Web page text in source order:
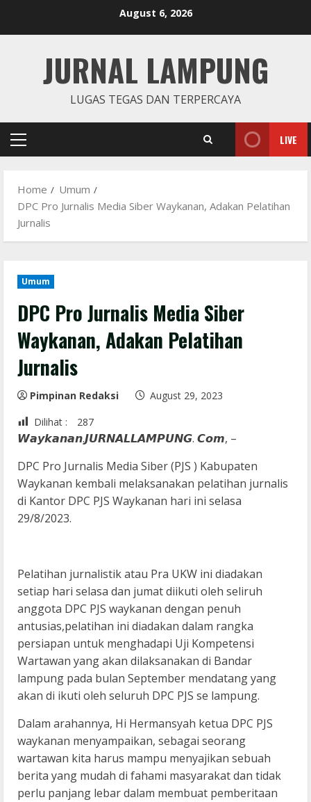
August 6, 2026
JURNAL LAMPUNG
LUGAS TEGAS DAN TERPERCAYA
Primary
LIVE
Home
Umum
DPC Pro Jurnalis Media Siber Waykanan, Adakan Pelatihan
Jurnalis
Umum
DPC Pro Jurnalis Media Siber
Waykanan, Adakan Pelatihan
Jurnalis
Pimpinan Redaksi
August 29, 2023
Dilihat :
287
𝙒𝙖𝙮𝙠𝙖𝙣𝙖𝙣.𝙅𝙐𝙍𝙉𝘼𝙇𝙇𝘼𝙈𝙋𝙐𝙉𝙂. 𝘾𝙤𝙢, –
DPC Pro Jurnalis Media Siber (PJS ) Kabupaten
Waykanan kembali melaksanakan pelatihan jurnalis
di Kantor DPC PJS Waykanan hari ini selasa
29/8/2023.
Pelatihan jurnalistik atau Pra UKW ini diadakan
setiap hari selasa dan jumat diikuti oleh seliruh
anggota DPC PJS waykanan dengan penuh
antusias,pelatihan ini diadakan dalam rangka
persiapan untuk menghadapi Uji Kompetensi
Wartawan yang akan dilaksanakan di Bandar
lampung pada bulan September mendatang yang
akan di ikuti oleh seluruh DPC PJS se lampung.
Dalam arahannya, Hi Hermansyah ketua DPC PJS
waykanan menyampaikan, sebagai seorang
wartawan kita harus mampu menyajikan sebuah
berita yang mudah di fahami masyarakat dan tidak
perlu panjang lebar dalam membuat pemberitaan